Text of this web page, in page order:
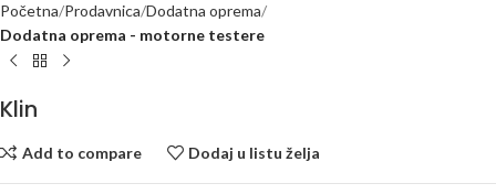
Početna Prodavnica Dodatna oprema
Dodatna oprema - motorne testere
Klin
Add to compare Dodaj u listu želja